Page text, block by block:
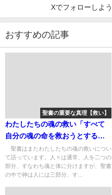
Xでフォローしよう
おすすめの記事
聖書の重要な真理【救い】
わたしたちの魂の救い「すべて
自分の魂の命を救おうとする者
はそれを失い、すべてわたしの
ために自分の魂の命を失う者は
それを見いだす」：聖書の重要
聖書はまたわたしたちの魂の救いについ
て語っています。人々は通常、人を二つの
部分、すなわち魂と体に分けますが、聖書
の中で神は人には三部分、す...